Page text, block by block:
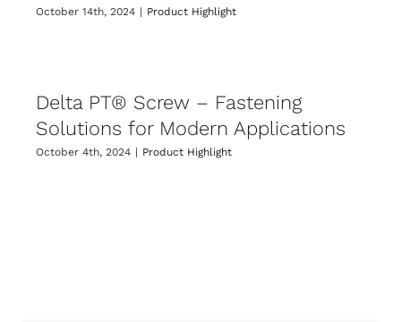
October 14th, 2024 | Product Highlight
Delta PT® Screw – Fastening
Solutions for Modern Applications
October 4th, 2024 | Product Highlight